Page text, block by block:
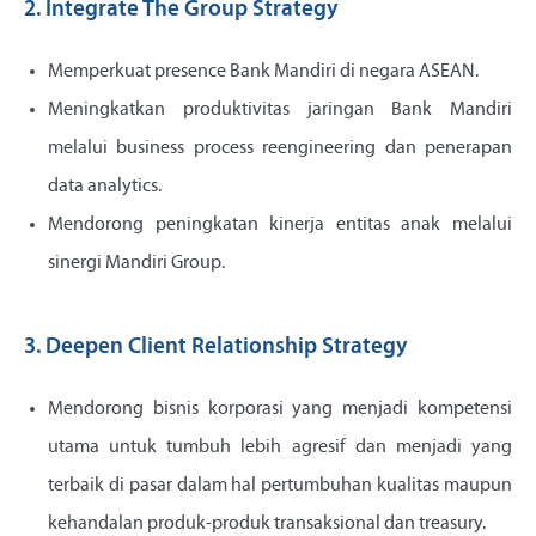
2. Integrate The Group Strategy
Memperkuat presence Bank Mandiri di negara ASEAN.
Meningkatkan produktivitas jaringan Bank Mandiri
melalui business process reengineering dan penerapan
data analytics.
Mendorong peningkatan kinerja entitas anak melalui
sinergi Mandiri Group.
3. Deepen Client Relationship Strategy
Mendorong bisnis korporasi yang menjadi kompetensi
utama untuk tumbuh lebih agresif dan menjadi yang
terbaik di pasar dalam hal pertumbuhan kualitas maupun
kehandalan produk-produk transaksional dan treasury.